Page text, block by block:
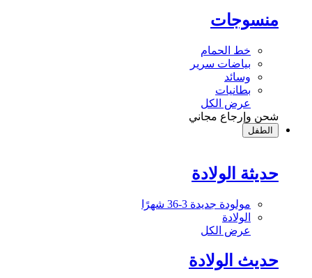
منسوجات
خط الحمام
بياضات سرير
وسائد
بطانيات
عرض الكل
شحن وإرجاع مجاني
الطفل
حديثة الولادة
مولودة جديدة 3-36 شهرًا
الولادة
عرض الكل
حديث الولادة